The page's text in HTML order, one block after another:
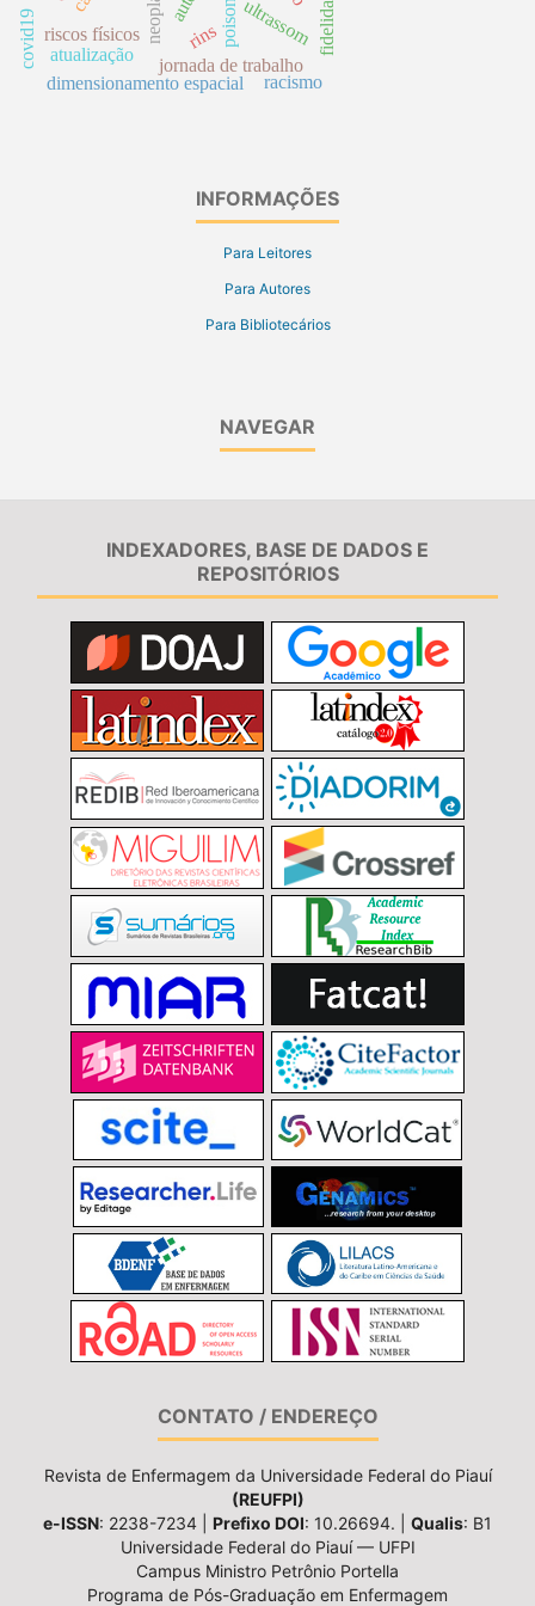
ultrassom
jornada de trabalho
dimensionamento espacial
riscos físicos rins
racismo
atualização
covid19
INFORMAÇÕES
Para Leitores
Para Autores
Para Bibliotecários
NAVEGAR
INDEXADORES, BASE DE DADOS E
REPOSITÓRIOS
CONTATO / ENDEREÇO
Revista de Enfermagem da Universidade Federal do Piauí
(REUFPI)
e-ISSN: 2238-7234 | Prefixo DOI: 10.26694. | Qualis: B1
Universidade Federal do Piauí — UFPI
Campus Ministro Petrônio Portella
Programa de Pós-Graduação em Enfermagem